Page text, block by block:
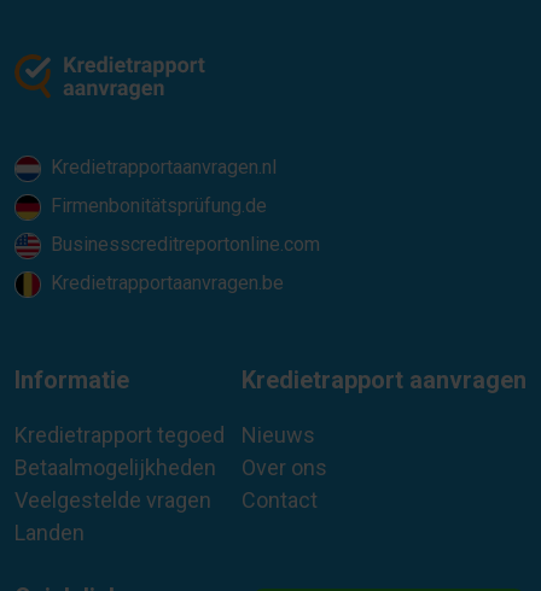
Kredietrapportaanvragen.nl
Firmenbonitätsprüfung.de
Businesscreditreportonline.com
Kredietrapportaanvragen.be
Informatie
Kredietrapport tegoed
Betaalmogelijkheden
Veelgestelde vragen
Landen
Kredietrapport aanvragen
Nieuws
Over ons
Contact